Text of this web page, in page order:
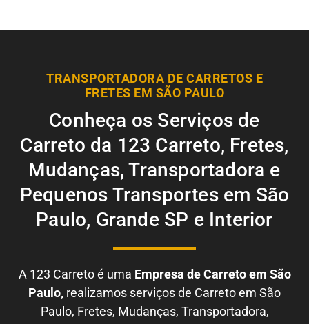
TRANSPORTADORA DE CARRETOS E
FRETES EM SÃO PAULO
Conheça os Serviços de
Carreto da 123 Carreto, Fretes,
Mudanças, Transportadora e
Pequenos Transportes em São
Paulo, Grande SP e Interior
A 123 Carreto é uma Empresa de Carreto em São
Paulo, realizamos serviços de Carreto em São
Paulo, Fretes, Mudanças, Transportadora,